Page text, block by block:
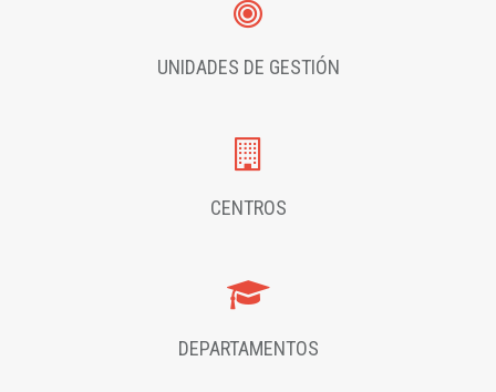
UNIDADES DE GESTIÓN
CENTROS
DEPARTAMENTOS